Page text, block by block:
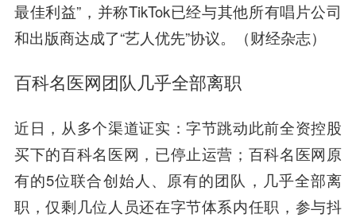
最佳利益”，并称TikTok已经与其他所有唱片公司
和出版商达成了“艺人优先”协议。（财经杂志）
百科名医网团队几乎全部离职
近日，从多个渠道证实：字节跳动此前全资控股
买下的百科名医网，已停止运营；百科名医网原
有的5位联合创始人、原有的团队，几乎全部离
职，仅剩几位人员还在字节体系内任职，参与抖